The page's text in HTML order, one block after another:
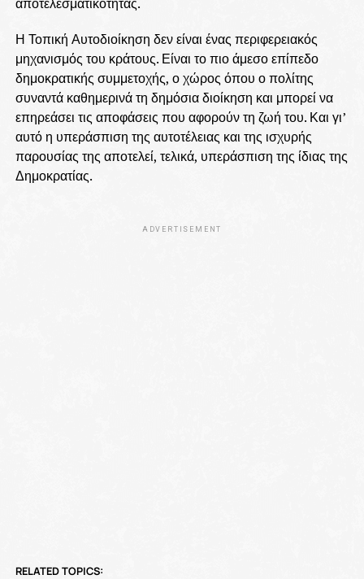
Η Τοπική Αυτοδιοίκηση δεν είναι ένας περιφερειακός
μηχανισμός του κράτους. Είναι το πιο άμεσο επίπεδο
δημοκρατικής συμμετοχής, ο χώρος όπου ο πολίτης
συναντά καθημερινά τη δημόσια διοίκηση και μπορεί να
επηρεάσει τις αποφάσεις που αφορούν τη ζωή του. Και γι’
αυτό η υπεράσπιση της αυτοτέλειας και της ισχυρής
παρουσίας της αποτελεί, τελικά, υπεράσπιση της ίδιας της
Δημοκρατίας.
ADVERTISEMENT
RELATED TOPICS: